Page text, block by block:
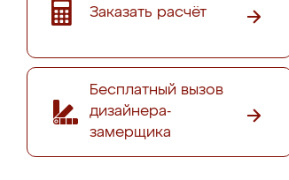
Заказать расчёт
Бесплатный вызов
дизайнера-
замерщика